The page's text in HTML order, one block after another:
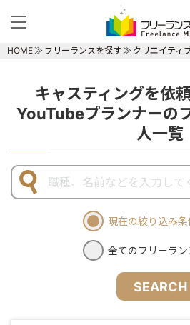
HOME フリーランスを探す クリエイティ
キャスティングを依
YouTubeプランナーの
人一覧
現在の絞り込み
全てのフリーラ
SEARCH